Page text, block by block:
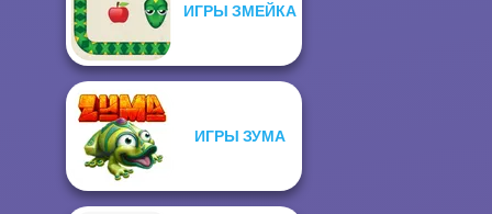
Fish Stab Getting
Om Nom Tower
ИГРЫ ЗМЕЙКА
ИГРЫ ЗУМА